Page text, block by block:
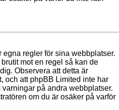
regler för sina webbplatser.
mot en regel så kan de
Observera att detta är
och att phpBB Limited inte har
på andra webbplatser.
om du är osäker på varför